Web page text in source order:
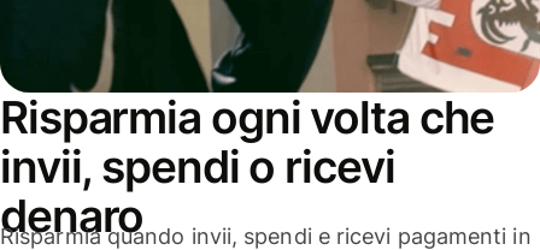
Risparmia ogni volta che
invii, spendi o ricevi
denaro
Risparmia quando invii, spendi e ricevi pagamenti in